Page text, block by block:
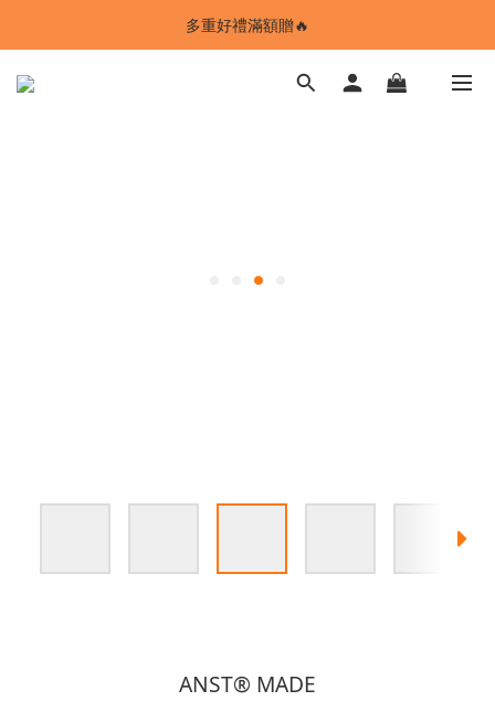
ANSTMADE｜任兩件送5%購物金💰
多重好禮滿額贈🔥
ANSTMADE｜任兩件送5%購物金💰
ANST® MADE